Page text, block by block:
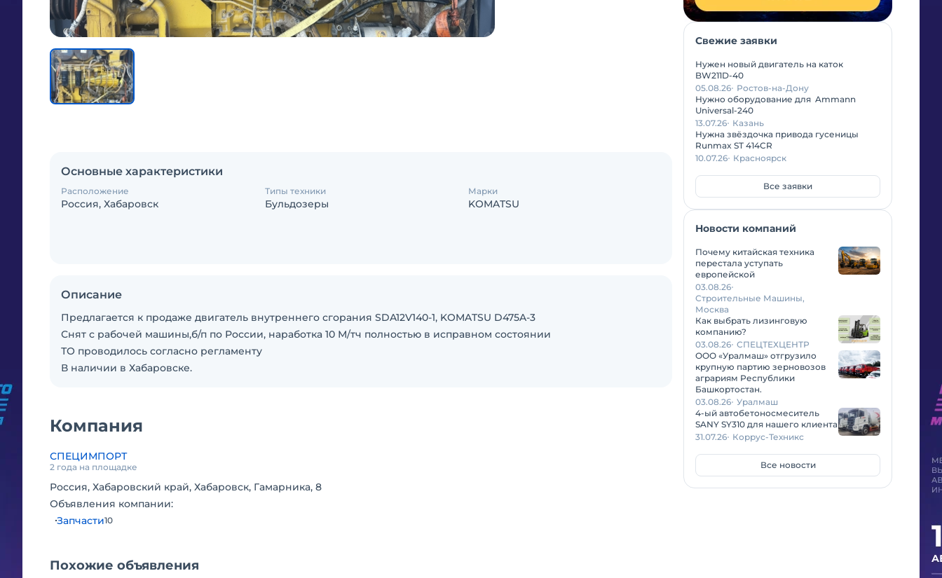
Основные характеристики
Расположение
Россия, Хабаровск
Типы техники
Бульдозеры
Марки
KOMATSU
Описание
Предлагается к продаже двигатель внутреннего сгорания SDA12V140-1, KOMATSU D475A-3
Снят с рабочей машины,б/п по России, наработка 10 М/тч полностью в исправном состоянии
ТО проводилось согласно регламенту
В наличии в Хабаровске.
Компания
СПЕЦИМПОРТ
2 года на площадке
Россия, Хабаровский край, Хабаровск, Гамарника, 8
Объявления компании:
Запчасти10
Похожие объявления
Свежие заявки
Нужен новый двигатель на каток
BW211D-40
05.08.26 Ростов-на-Дону
Нужно оборудование для Ammann
Universal-240
13.07.26 Казань
Нужна звёздочка привода гусеницы
Runmax ST 414CR
10.07.26 Красноярск
Все заявки
Новости компаний
Почему китайская техника
перестала уступать
европейской
03.08.26
Строительные Машины,
Москва
Как выбрать лизинговую
компанию?
03.08.26 СПЕЦТЕХЦЕНТР
ООО «Уралмаш» отгрузило
крупную партию зерновозов
аграриям Республики
Башкортостан.
03.08.26 Уралмаш
4-ый автобетоносмеситель
SANY SY310 для нашего клиента
31.07.26 Коррус-Техникс
Все новости